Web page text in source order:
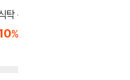
탁 위의 세계사
%